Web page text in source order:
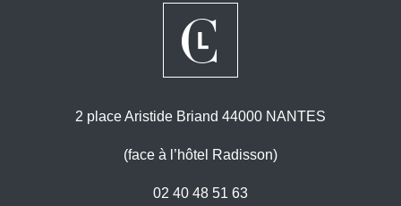
2 place Aristide Briand 44000 NANTES
(face à l’hôtel Radisson)
02 40 48 51 63